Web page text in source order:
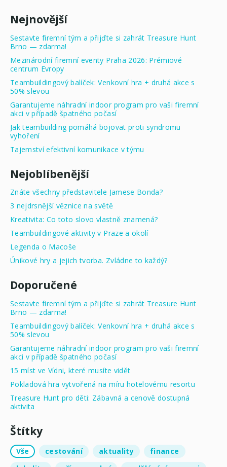
Nejnovější
Sestavte firemní tým a přijďte si zahrát Treasure Hunt
Brno — zdarma!
Mezinárodní firemní eventy Praha 2026: Prémiové
centrum Evropy
Teambuildingový balíček: Venkovní hra + druhá akce s
50% slevou
Garantujeme náhradní indoor program pro vaši firemní
akci v případě špatného počasí
Jak teambuilding pomáhá bojovat proti syndromu
vyhoření
Tajemství efektivní komunikace v týmu
Nejoblíbenější
Znáte všechny představitele Jamese Bonda?
3 nejdrsnější věznice na světě
Kreativita: Co toto slovo vlastně znamená?
Teambuildingové aktivity v Praze a okolí
Legenda o Macoše
Únikové hry a jejich tvorba. Zvládne to každý?
Doporučené
Sestavte firemní tým a přijďte si zahrát Treasure Hunt
Brno — zdarma!
Teambuildingový balíček: Venkovní hra + druhá akce s
50% slevou
Garantujeme náhradní indoor program pro vaši firemní
akci v případě špatného počasí
15 míst ve Vídni, které musíte vidět
Pokladová hra vytvořená na míru hotelovému resortu
Treasure Hunt pro děti: Zábavná a cenově dostupná
aktivita
Štítky
Vše cestování aktuality
finance